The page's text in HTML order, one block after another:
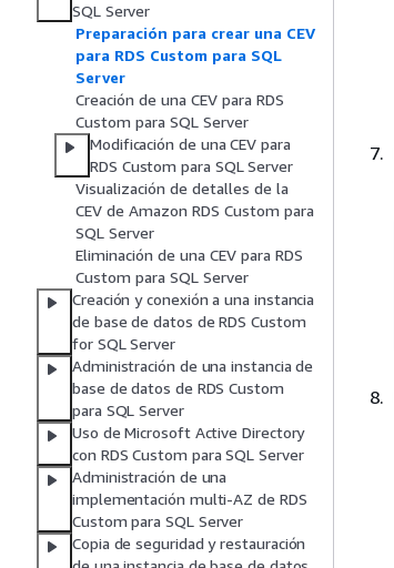
SQL Server
Preparación para crear una CEV
para RDS Custom para SQL
Server
Creación de una CEV para RDS
Custom para SQL Server
Modificación de una CEV para
RDS Custom para SQL Server
Visualización de detalles de la
CEV de Amazon RDS Custom para
SQL Server
Eliminación de una CEV para RDS
Custom para SQL Server
Creación y conexión a una instancia
de base de datos de RDS Custom
for SQL Server
Administración de una instancia de
base de datos de RDS Custom
para SQL Server
Uso de Microsoft Active Directory
con RDS Custom para SQL Server
Administración de una
implementación multi-AZ de RDS
Custom para SQL Server
Copia de seguridad y restauración